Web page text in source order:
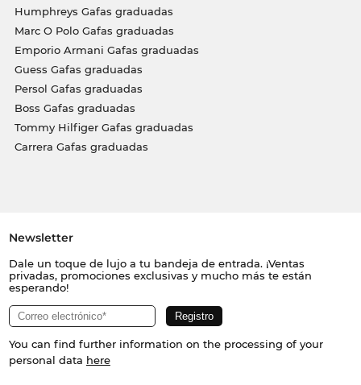
Humphreys Gafas graduadas
Marc O Polo Gafas graduadas
Emporio Armani Gafas graduadas
Guess Gafas graduadas
Persol Gafas graduadas
Boss Gafas graduadas
Tommy Hilfiger Gafas graduadas
Carrera Gafas graduadas
Newsletter
Dale un toque de lujo a tu bandeja de entrada. ¡Ventas
privadas, promociones exclusivas y mucho más te están
esperando!
You can find further information on the processing of your
personal data here